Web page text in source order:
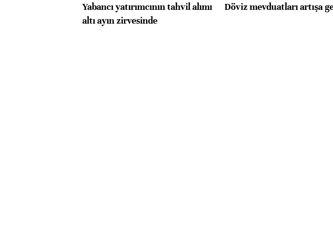
Yabancı yatırımcının tahvil alımı
altı ayın zirvesinde
Döviz mevduatları artışa